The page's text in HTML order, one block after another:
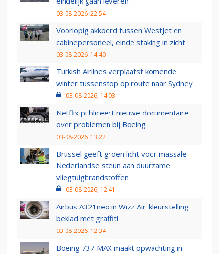
03-08-2026, 22:54
Voorlopig akkoord tussen WestJet en
cabinepersoneel, einde staking in zicht
03-08-2026, 14:40
Turkish Airlines verplaatst komende
winter tussenstop op route naar Sydney
03-08-2026, 14:03
Netflix publiceert nieuwe documentaire
over problemen bij Boeing
03-08-2026, 13:22
Brussel geeft groen licht voor massale
Nederlandse steun aan duurzame
vliegtuigbrandstoffen
03-08-2026, 12:41
Airbus A321neo in Wizz Air-kleurstelling
beklad met graffiti
03-08-2026, 12:34
Boeing 737 MAX maakt opwachting in